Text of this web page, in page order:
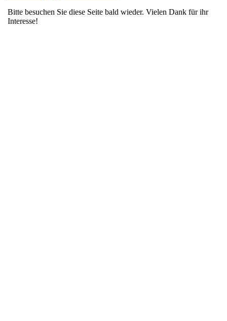
Bitte besuchen Sie diese Seite bald wieder. Vielen Dank für ihr
Interesse!